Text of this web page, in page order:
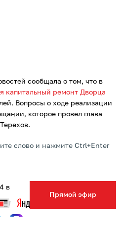
Прямой эфир
сообщала о том, что в
капитальный ремонт Дворца
Вопросы о ходе реализации
которое провел глава
слово и нажмите Ctrl+Enter
в